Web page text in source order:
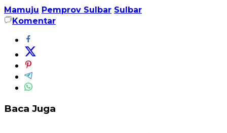
Mamuju Pemprov Sulbar Sulbar
Komentar
Baca Juga